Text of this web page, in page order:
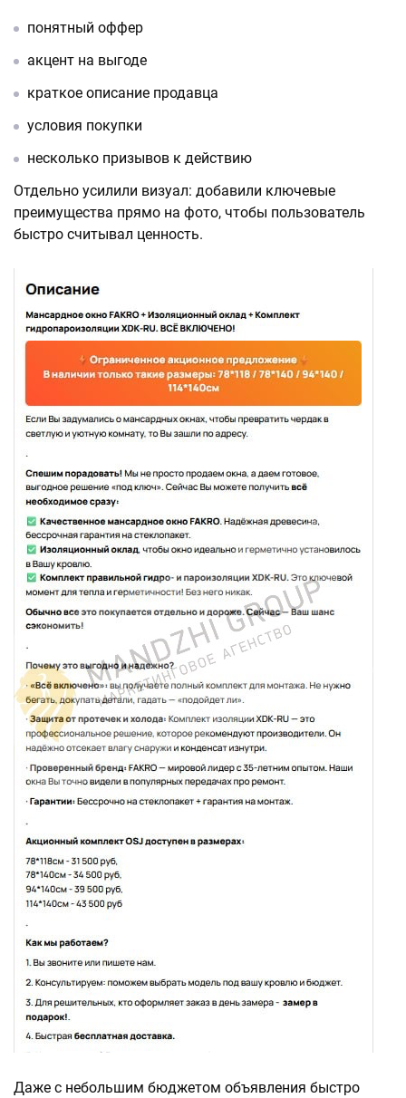
понятный оффер
акцент на выгоде
краткое описание продавца
условия покупки
несколько призывов к действию
Отдельно усилили визуал: добавили ключевые
преимущества прямо на фото, чтобы пользователь
быстро считывал ценность.
Даже с небольшим бюджетом объявления быстро